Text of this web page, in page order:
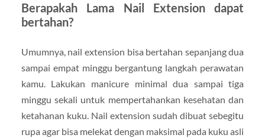
Berapakah Lama Nail Extension dapat
bertahan?
Umumnya, nail extension bisa bertahan sepanjang dua
sampai empat minggu bergantung langkah perawatan
kamu. Lakukan manicure minimal dua sampai tiga
minggu sekali untuk mempertahankan kesehatan dan
ketahanan kuku. Nail extension sudah dibuat sebegitu
rupa agar bisa melekat dengan maksimal pada kuku asli